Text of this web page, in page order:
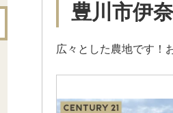
豊川市伊
広々とした農地です！